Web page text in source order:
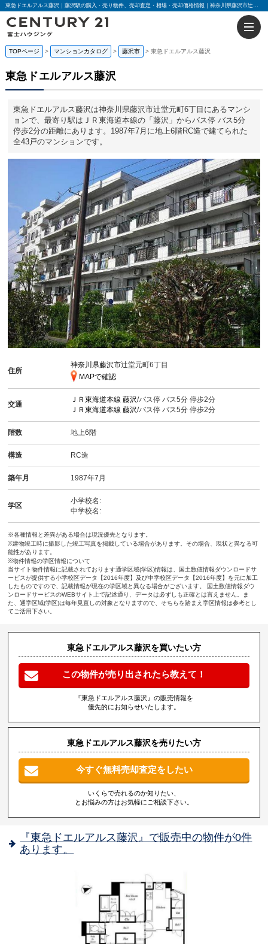
東急ドエルアルス藤沢｜藤沢駅の購入・売り物件、売却査定・相場・売却価格情報｜神奈川県藤沢市辻堂元町6丁目のマンション情報｜センチュリー21富士ハウジング
TOPページ マンションカタログ 藤沢市 東急ドエルアルス藤沢
東急ドエルアルス藤沢
東急ドエルアルス藤沢は神奈川県藤沢市辻堂元町6丁目にあるマンシ
ョンで、最寄り駅はＪＲ東海道本線の「藤沢」からバス停 バス5分
停歩2分の距離にあります。1987年7月に地上6階RC造で建てられた
全43戸のマンションです。
住所
神奈川県藤沢市辻堂元町6丁目
MAPで確認
交通
ＪＲ東海道本線藤沢/バス停 バス5分 停歩2分
ＪＲ東海道本線藤沢/バス停 バス5分 停歩2分
階数 地上6階
構造 RC造
築年月 1987年7月
学区
小学校名:
中学校名:
※各種情報と差異がある場合は現況優先となります。
※建物竣工時に撮影した竣工写真を掲載している場合があります。その場合、現状と異なる可
能性があります。
※物件情報の学区情報について
当サイト物件情報に記載されております通学区域(学区)情報は、国土数値情報ダウンロードサ
ービスが提供する小学校区データ【2016年度】及び中学校区データ【2016年度】を元に加工
したものですので、記載情報が現在の学区域と異なる場合がございます。 国土数値情報ダウ
ンロードサービスのWEBサイト上で記述通り、データは必ずしも正確とは言えません。ま
た、通学区域(学区)は毎年見直しの対象となりますので、そちらを踏まえ学区情報は参考とし
てご活用下さい。
東急ドエルアルス藤沢を買いたい方
この物件が売り出されたら教えて！
『東急ドエルアルス藤沢』の販売情報を
優先的にお知らせいたします。
東急ドエルアルス藤沢を売りたい方
今すぐ無料売却査定をしたい
いくらで売れるのか知りたい、
とお悩みの方はお気軽にご相談下さい。
『東急ドエルアルス藤沢』で販売中の物件が0件
あります。